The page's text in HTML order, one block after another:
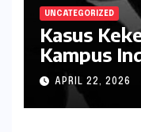
UNCATEGORIZED
Kasus
Kampus
Pola
APRIL 22, 2026